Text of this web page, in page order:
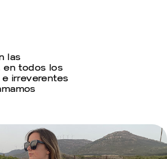
las
en todos los
irreverentes